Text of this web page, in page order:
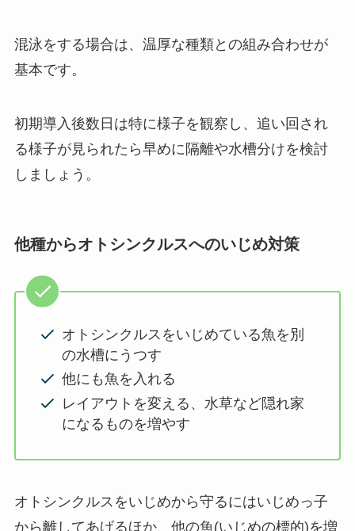
混泳をする場合は、温厚な種類との組み合わせが
基本です。
初期導入後数日は特に様子を観察し、追い回され
る様子が見られたら早めに隔離や水槽分けを検討
しましょう。
他種からオトシンクルスへのいじめ対策
オトシンクルスをいじめている魚を別
の水槽にうつす
他にも魚を入れる
レイアウトを変える、水草など隠れ家
になるものを増やす
オトシンクルスをいじめから守るにはいじめっ子
から離してあげるほか、他の魚(いじめの標的)を増